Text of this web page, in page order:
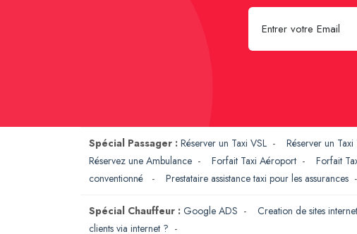
Spécial Passager : Réserver un Taxi VSL - Réserver un Taxi
Réservez une Ambulance - Forfait Taxi Aéroport - Forfait
conventionné
- Prestataire assistance taxi pour les assurances
Spécial Chauffeur : Google ADS - Creation de sites
clients via internet ? -